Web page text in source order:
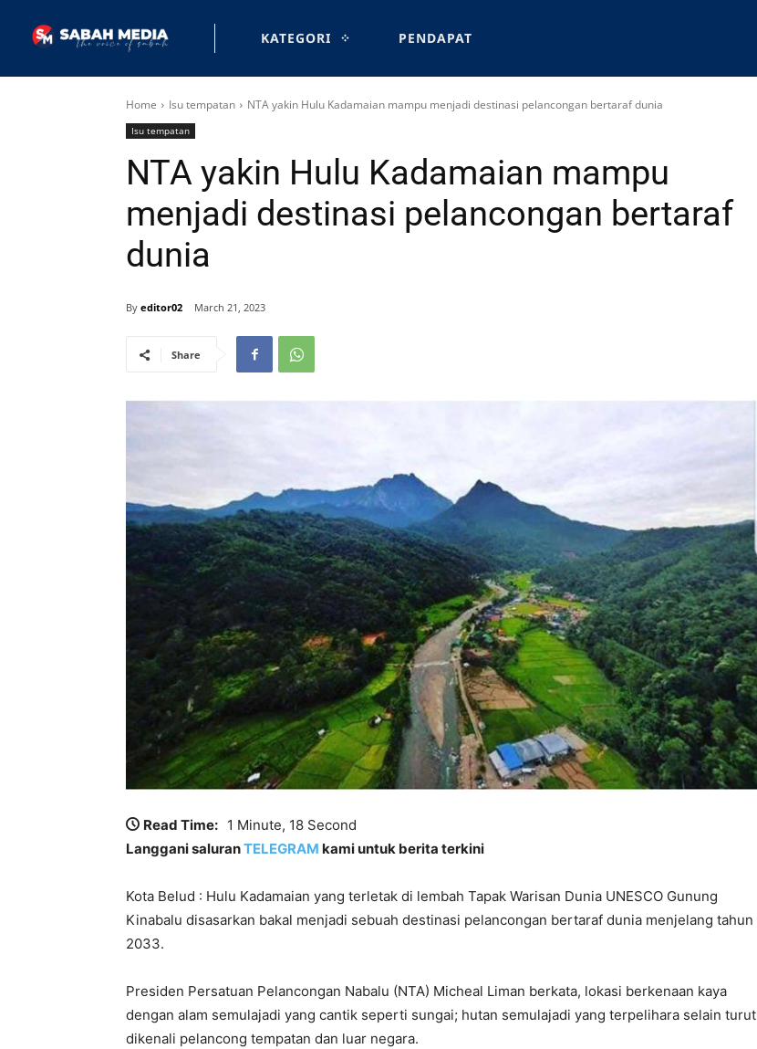
KATEGORI PENDAPAT
Home Isu tempatan NTA yakin Hulu Kadamaian mampu menjadi destinasi pelancongan bertaraf dunia
Isu tempatan
NTA yakin Hulu Kadamaian mampu
menjadi destinasi pelancongan bertaraf
dunia
By editor02 March 21, 2023
Share
Read Time: 1 Minute, 18 Second
Langgani saluranTELEGRAM kami untuk berita terkini
Kota Belud : Hulu Kadamaian yang terletak di lembah Tapak Warisan Dunia UNESCO Gunung
Kinabalu disasarkan bakal menjadi sebuah destinasi pelancongan bertaraf dunia menjelang tahun
2033.
Presiden Persatuan Pelancongan Nabalu (NTA) Micheal Liman berkata, lokasi berkenaan kaya
dengan alam semulajadi yang cantik seperti sungai; hutan semulajadi yang terpelihara selain turut
dikenali pelancong tempatan dan luar negara.